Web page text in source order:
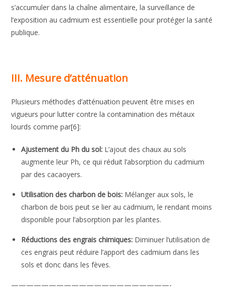
s’accumuler dans la chaîne alimentaire, la surveillance de
l’exposition au cadmium est essentielle pour protéger la santé
publique.
III. Mesure d’atténuation
Plusieurs méthodes d’atténuation peuvent être mises en
vigueurs pour lutter contre la contamination des métaux
lourds comme par[6]:
Ajustement du Ph du sol: L’ajout des chaux au sols
augmente leur Ph, ce qui réduit l’absorption du cadmium
par des cacaoyers.
Utilisation des charbon de bois: Mélanger aux sols, le
charbon de bois peut se lier au cadmium, le rendant moins
disponible pour l’absorption par les plantes.
Réductions des engrais chimiques: Diminuer l’utilisation de
ces engrais peut réduire l’apport des cadmium dans les
sols et donc dans les fèves.
—————————————————————-